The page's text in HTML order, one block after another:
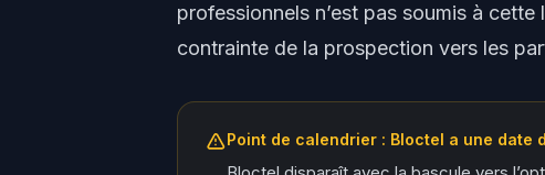
professionnels n’est pas soumis à
contrainte de la prospection vers les
Point de calendrier : Bloctel a une date